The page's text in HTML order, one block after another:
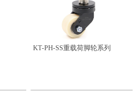
KT-PH-SS重载荷脚轮系列